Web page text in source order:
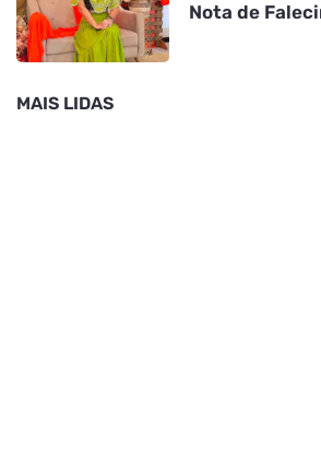
Nota de
MAIS LIDAS